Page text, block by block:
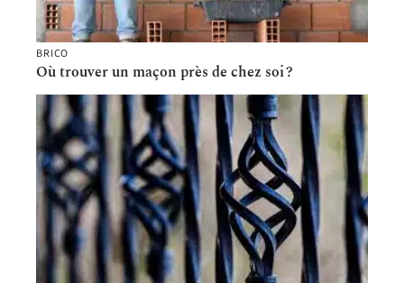
BRICO
Où trouver un maçon près de chez soi ?